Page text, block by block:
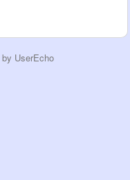
by UserEcho